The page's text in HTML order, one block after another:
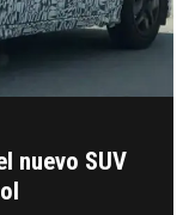
nuevo SUV